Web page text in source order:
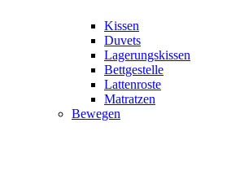
Kissen
Duvets
Lagerungskissen
Bettgestelle
Lattenroste
Matratzen
Bewegen